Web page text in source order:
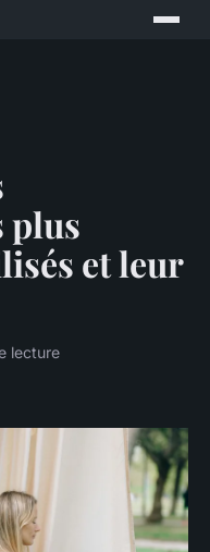
plus
et leur
lecture